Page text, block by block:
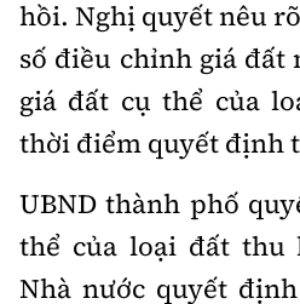
Thông tin tòa soạn
hồi. Nghị quyết nêu
số điều chỉnh giá đất
giá đất cụ thể của
thời điểm quyết định
UBND thành phố
thể của loại đất
Nhà nước quyết